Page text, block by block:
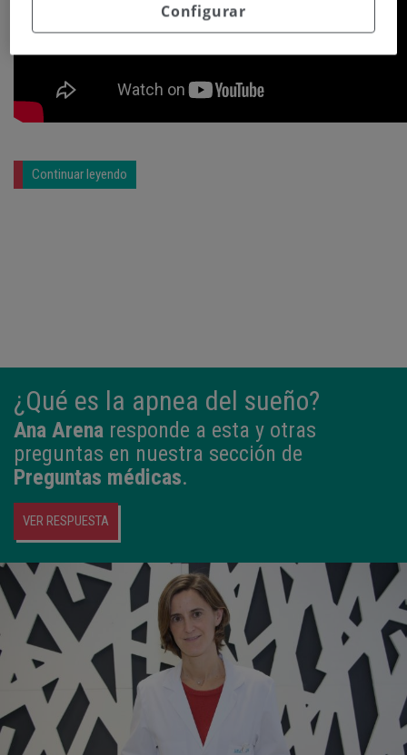
Continuar leyendo
¿Qué es la apnea del sueño?
Ana Arena responde a esta y otras
preguntas en nuestra sección de
Preguntas médicas.
VER RESPUESTA
Configurar